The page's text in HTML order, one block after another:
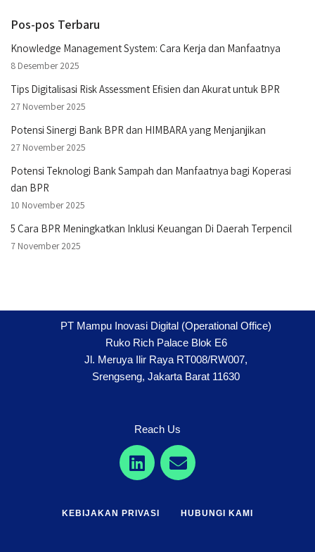
Pos-pos Terbaru
Knowledge Management System: Cara Kerja dan Manfaatnya
8 Desember 2025
Tips Digitalisasi Risk Assessment Efisien dan Akurat untuk BPR
27 November 2025
Potensi Sinergi Bank BPR dan HIMBARA yang Menjanjikan
27 November 2025
Potensi Teknologi Bank Sampah dan Manfaatnya bagi Koperasi
dan BPR
10 November 2025
5 Cara BPR Meningkatkan Inklusi Keuangan Di Daerah Terpencil
7 November 2025
PT Mampu Inovasi Digital (Operational Office)
Ruko Rich Palace Blok E6
Jl. Meruya Ilir Raya RT008/RW007,
Srengseng, Jakarta Barat 11630
Reach Us
KEBIJAKAN PRIVASI HUBUNGI KAMI